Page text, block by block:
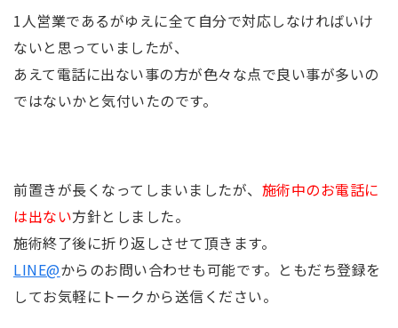
1人営業であるがゆえに全て自分で対応しなければいけ
ないと思っていましたが、
あえて電話に出ない事の方が色々な点で良い事が多いの
ではないかと気付いたのです。
前置きが長くなってしまいましたが、 施術中のお電話に
は出ない方針としました。
施術終了後に折り返しさせて頂きます。
LINE@からのお問い合わせも可能です。ともだち登録を
してお気軽にトークから送信ください。